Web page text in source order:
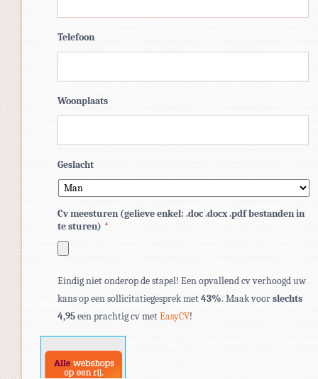
Telefoon
Woonplaats
Geslacht
Cv meesturen (gelieve enkel: .doc .docx .pdf bestanden in
te sturen) *
bestandstypen:
pdf,
doc,
docx.
Eindig niet onderop de stapel! Een opvallend cv verhoogd uw
kans op een sollicitatiegesprek met43%. Maak voorslechts
4,95een prachtig cv metEasyCV!